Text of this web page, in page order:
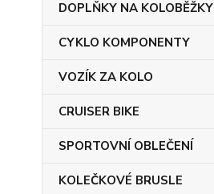
DOPLŇKY NA KOLOBĚŽKY
CYKLO KOMPONENTY
VOZÍK ZA KOLO
CRUISER BIKE
SPORTOVNÍ OBLEČENÍ
KOLEČKOVÉ BRUSLE